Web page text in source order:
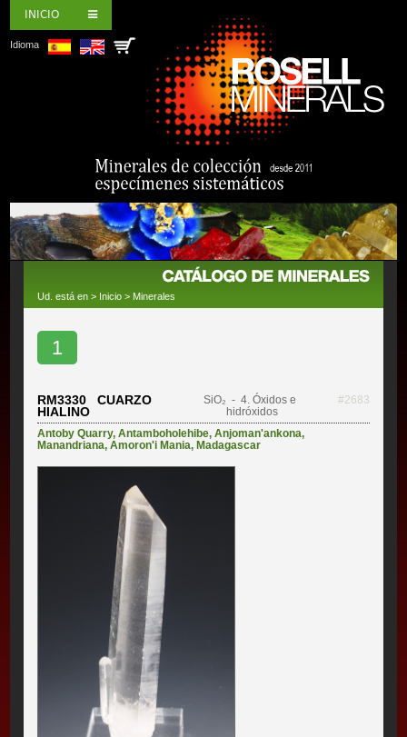
INICIO
Idioma
Ud. está en > Inicio > Minerales
1
RM3330 CUARZO
HIALINO
SiO₂ - 4. Óxidos e
hidróxidos
#2683
Antoby Quarry,Antamboholehibe,Anjoman'ankona,
Manandriana,Amoron'i Mania, Madagascar